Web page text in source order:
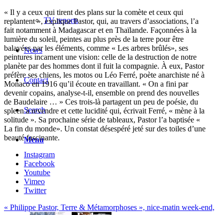
TV reports
News
Contact
Search
Menu
« Il y a ceux qui tirent des plans sur la comète et ceux qui
replantent », explique Pastor, qui, au travers d’associations, l’a
fait notamment à Madagascar et en Thaïlande. Façonnées à la
lumière du soleil, peintes au plus près de la terre pour être
balayées par les éléments, comme « Les arbres brûlés», ses
peintures incarnent une vision: celle de la destruction de notre
planète par des hommes dont il fuit la compagnie. À eux, Pastor
préfère ses chiens, les motos ou Léo Ferré, poète anarchiste né à
Monaco en 1916 qu’il écoute en travaillant. « On a fini par
devenir copains, analyse-t-il, ensemble on prend des nouvelles
de Baudelaire … » Ces trois-là partagent un peu de poésie, du
spleen à revendre et cette lucidité qui, écrivait Ferré, « mène à la
solitude ». Sa prochaine série de tableaux, Pastor l’a baptisée «
La fin du monde». Un constat désespéré jeté sur des toiles d’une
beauté fascinante.
Instagram
Facebook
Youtube
Vimeo
Twitter
« Philippe Pastor, Terre & Métamorphoses », nice-matin week-end,